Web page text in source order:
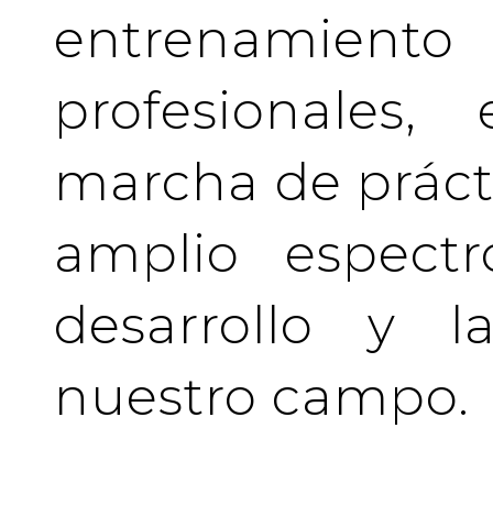
marcha de
amplio
desarrollo y
nuestro campo.